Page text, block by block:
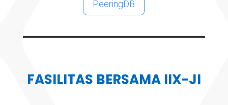
PeeringDB
FASILITAS BERSAMA IIX-JI